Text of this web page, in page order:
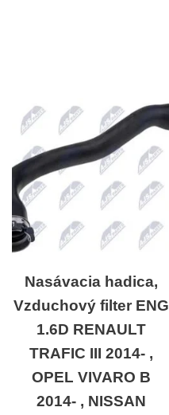
Nasávacia hadica,
Vzduchový filter ENG
1.6D RENAULT
TRAFIC III 2014- ,
OPEL VIVARO B
2014- , NISSAN